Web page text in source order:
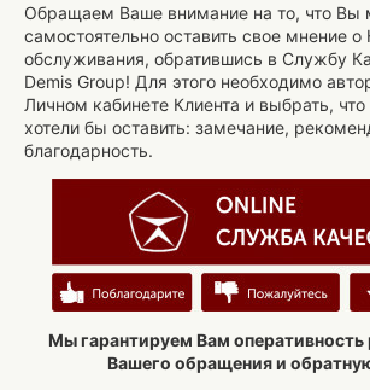
Обращаем Ваше внимание на то, что Вы
самостоятельно оставить свое мнение о
обслуживания, обратившись в Службу
Demis Group! Для этого необходимо
Личном кабинете Клиента и выбрать,
хотели бы оставить: замечание,
благодарность.
Мы гарантируем Вам оперативность
Вашего обращения и